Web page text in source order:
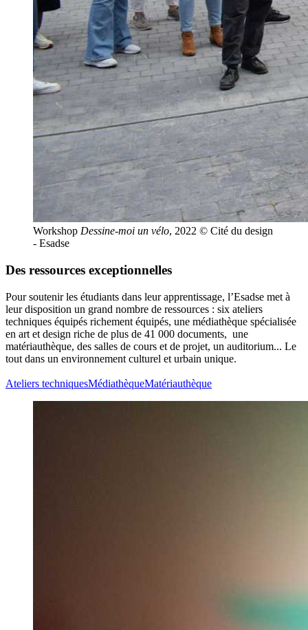
Workshop Dessine-moi un vélo, 2022 © Cité du design
- Esadse
Des ressources exceptionnelles
Pour soutenir les étudiants dans leur apprentissage, l’Esadse met à
leur disposition un grand nombre de ressources : six ateliers
techniques équipés richement équipés, une médiathèque spécialisée
en art et design riche de plus de 41 000 documents, une
matériauthèque, des salles de cours et de projet, un auditorium... Le
tout dans un environnement culturel et urbain unique.
Ateliers techniquesMédiathèqueMatériauthèque